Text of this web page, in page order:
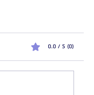
0.0 / 5 (0)